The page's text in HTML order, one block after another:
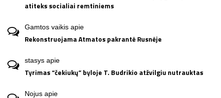
atiteks socialiai remtiniems
Gamtos vaikis apie
Rekonstruojama Atmatos pakrantė Rusnėje
stasys apie
Tyrimas “čekiukų” byloje T. Budrikio atžvilgiu nutrauktas
Nojus apie